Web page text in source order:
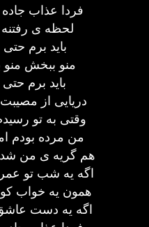
فردا عذاب
لحظه ی
باید برم
منو ببخش منو
باید برم
دریایی از
وقتی به تو
من مرده بودم
هم گریه ی من
اگه یه شب تو
همون یه خواب
اگه یه دست